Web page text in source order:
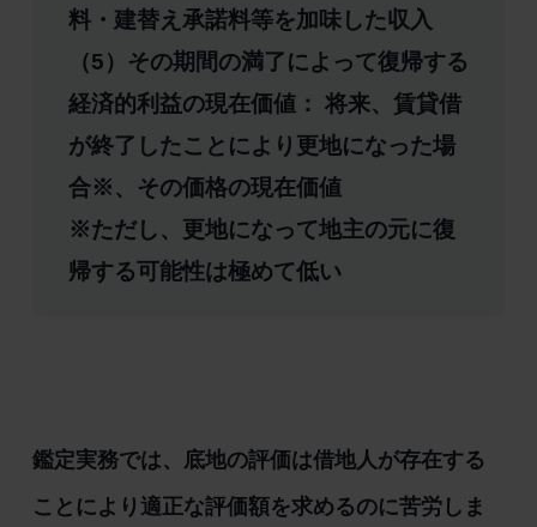
料・建替え承諾料等を加味した収入
（5）その期間の満了によって復帰する
経済的利益の現在価値： 将来、賃貸借
が終了したことにより更地になった場
合※、その価格の現在価値
※ただし、更地になって地主の元に復
帰する可能性は極めて低い
鑑定実務では、底地の評価は借地人が存在する
ことにより適正な評価額を求めるのに苦労しま